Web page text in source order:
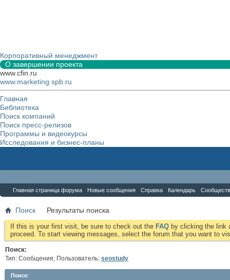
Корпоративный менеджмент
О завершении проекта
www.cfin.ru
www.marketing.spb.ru
Главная
Библиотека
Поиск компаний
Поиск пресс-релизов
Программы и видеокурсы
Исследования и бизнес-планы
Главная страница форума Новые сообщения Справка Календарь
Поиск Результаты поиска
If this is your first visit, be sure to check out the FAQ by clicking the link
proceed. To start viewing messages, select the forum that you want to
Поиск:
Тип: Сообщения; Пользователь: seostudy
Поиск: